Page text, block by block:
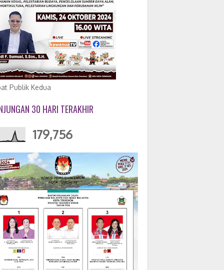
Publik Kedua
30 HARI TERAKHIR
179,756